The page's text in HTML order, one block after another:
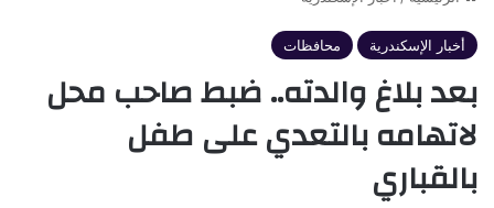
أخبار الإسكندرية محافظات
بعد بلاغ والدته.. ضبط صاحب محل
لاتهامه بالتعدي على طفل
بالقباري